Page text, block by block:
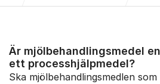
Är mjölbehandlingsmedel
ett processhjälpmedel?
Ska mjölbehandlingsmedlen